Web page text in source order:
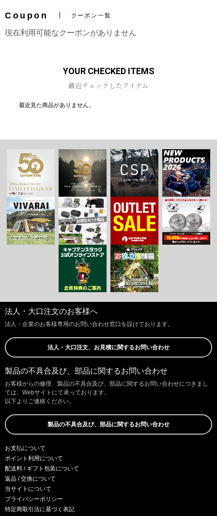
Coupon クーポン一覧
現在利用可能なクーポンがありません
YOUR CHECKED ITEMS
最近チェックしたアイテム
最近見た商品がありません。
法人・大口注文のお客様へ
法人・企業のお客様専用のお問い合わせ窓口を設けております。
法人・大口注文、お見積に関するお問い合わせ
製品の不具合及び、部品に関するお問い合わせ
お客様からの修理、製品の不具合及び、部品に関するお問い合わせにつきまし
ては、Webサイトにて承っております。
以下よりご連絡ください。
製品の不具合及び、部品に関するお問い合わせ
お支払について
ポイント利用について
配送料 / ギフト包装について
返品 / 交換について
当サイトについて
プライバシーポリシー
特定商取引法に基づく表記